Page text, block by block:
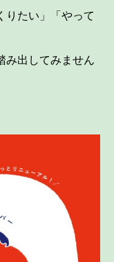
りたい」「やって
み出してみません